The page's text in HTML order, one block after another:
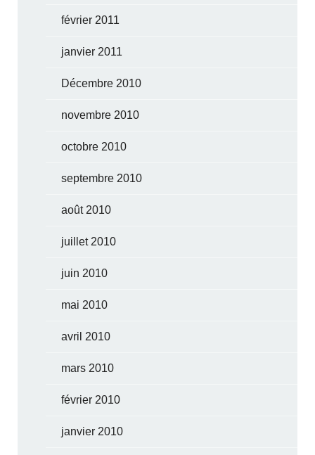
février 2011
janvier 2011
Décembre 2010
novembre 2010
octobre 2010
septembre 2010
août 2010
juillet 2010
juin 2010
mai 2010
avril 2010
mars 2010
février 2010
janvier 2010